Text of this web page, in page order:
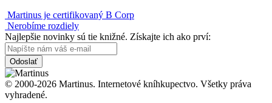
Martinus je certifikovaný B Corp
Nerobíme rozdiely
Najlepšie novinky sú tie knižné. Získajte ich ako prví:
Odoslať
© 2000-2026 Martinus. Internetové kníhkupectvo. Všetky práva
vyhradené.